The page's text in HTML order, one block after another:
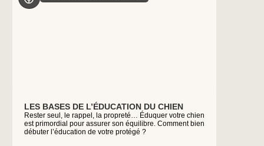
LES BASES DE L’ÉDUCATION DU CHIEN
Rester seul, le rappel, la propreté… Éduquer votre chien
est primordial pour assurer son équilibre. Comment bien
débuter l’éducation de votre protégé ?